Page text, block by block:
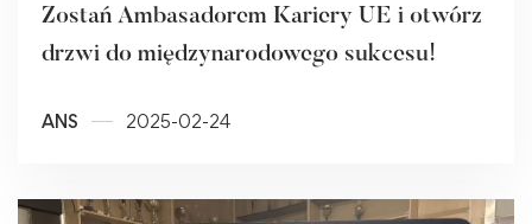
Zostań Ambasadorem Kariery UE i otwórz
drzwi do międzynarodowego sukcesu!
ANS 2025-02-24